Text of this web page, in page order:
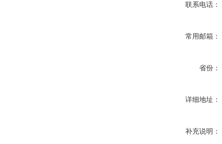
联系电话：
常用邮箱：
省份：
详细地址：
补充说明：